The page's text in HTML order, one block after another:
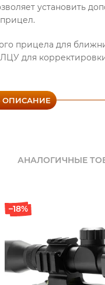
ОПИСАНИЕ
установить
прицела для
для
боковую
АНАЛОГИЧНЫЕ
–18%